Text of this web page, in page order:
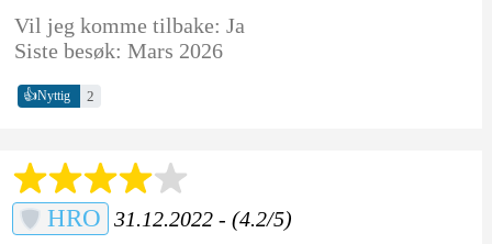
Vil jeg komme tilbake: Ja
Siste besøk: Mars 2026
👍Nyttig 2
HRO 31.12.2022 - (4.2/5)